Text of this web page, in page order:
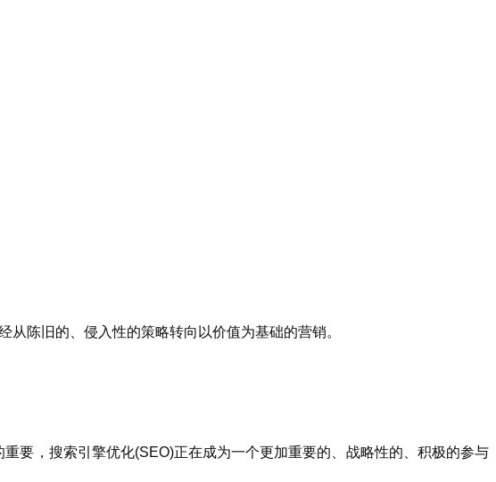
陈旧的、侵入性的策略转向以价值为基础的营销。
要，搜索引擎优化(SEO)正在成为一个更加重要的、战略性的、积极的参与